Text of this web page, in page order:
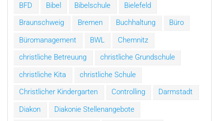
BFD
Bibel Bibelschule
Bielefeld
Braunschweig
Bremen Buchhaltung
Büro
Büromanagement
BWL
Chemnitz
christliche Betreuung
christliche Grundschule
christliche Kita
christliche Schule
Christlicher Kindergarten
Controlling
Darmstadt
Diakon
Diakonie Stellenangebote